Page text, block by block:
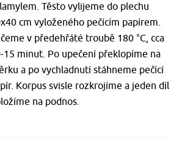
Těsto vylijeme do plechu
cm vyloženého pečícím papírem.
v předehřáté troubě 180 °C, cca
15 minut. Po upečení překlopíme na
a po vychladnutí stáhneme pečící
Korpus svisle rozkrojíme a jeden díl
na podnos.